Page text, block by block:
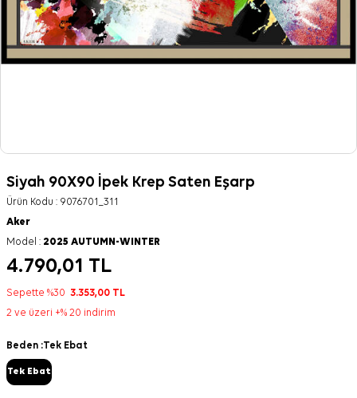
Siyah 90X90 İpek Krep Saten Eşarp
Ürün Kodu : 9076701_311
Aker
Model : 2025 AUTUMN-WINTER
4.790,01 TL
Sepette %30 3.353,00 TL
2 ve üzeri +% 20 indirim
Beden :Tek Ebat
Tek Ebat